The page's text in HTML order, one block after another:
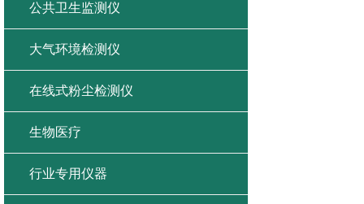
公共卫生监测仪
大气环境检测仪
在线式粉尘检测仪
生物医疗
行业专用仪器